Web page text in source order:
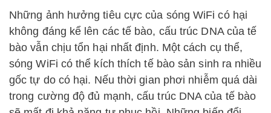
Những ảnh hưởng tiêu cực của sóng WiFi có hại
không đáng kể lên các tế bào, cấu trúc DNA của tế
bào vẫn chịu tổn hại nhất định. Một cách cụ thể,
sóng WiFi có thể kích thích tế bào sản sinh ra nhiều
gốc tự do có hại. Nếu thời gian phơi nhiễm quá dài
trong cường độ đủ mạnh, cấu trúc DNA của tế bào